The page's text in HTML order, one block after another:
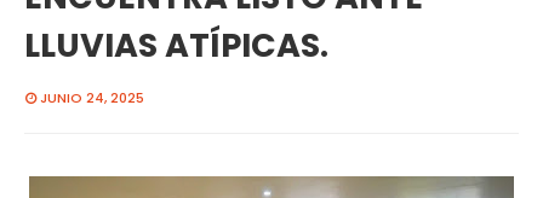
LLUVIAS ATÍPICAS.
JUNIO 24, 2025